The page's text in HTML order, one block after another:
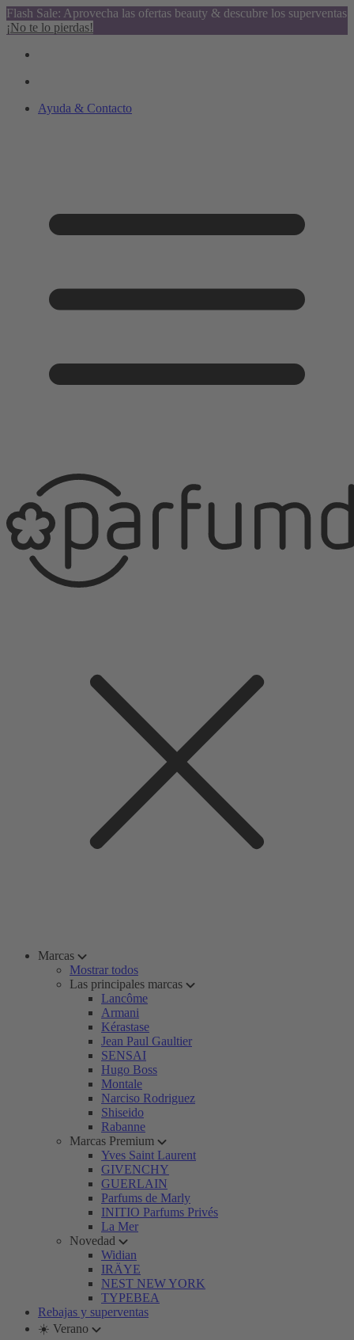
Flash Sale: Aprovecha las ofertas beauty & descubre los superventas
¡No te lo pierdas!
Ayuda & Contacto
Marcas
Mostrar todos
Las principales marcas
Lancôme
Armani
Kérastase
Jean Paul Gaultier
SENSAI
Hugo Boss
Montale
Narciso Rodriguez
Shiseido
Rabanne
Marcas Premium
Yves Saint Laurent
GIVENCHY
GUERLAIN
Parfums de Marly
INITIO Parfums Privés
La Mer
Novedad
Widian
IRÄYE
NEST NEW YORK
TYPEBEA
Rebajas y superventas
☀️ Verano